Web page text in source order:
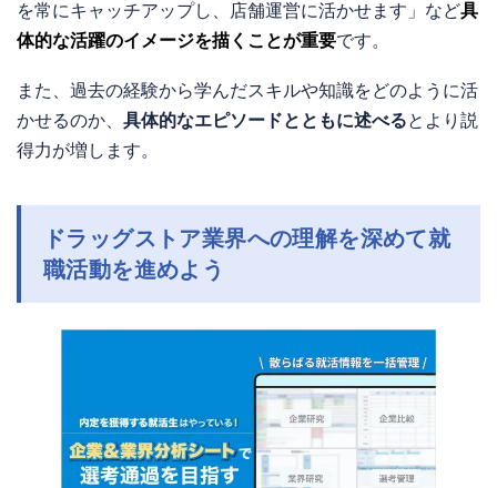
を常にキャッチアップし、店舗運営に活かせます」など具
体的な活躍のイメージを描くことが重要です。
また、過去の経験から学んだスキルや知識をどのように活
かせるのか、 具体的なエピソードとともに述べるとより説
得力が増します。
ドラッグストア業界への理解を深めて就
職活動を進めよう